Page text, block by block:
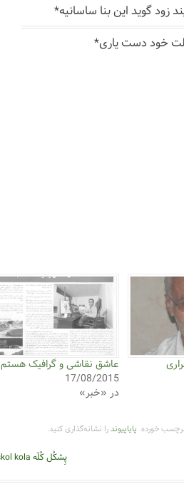
زود گوید این بنا ساسانیه*
خود دست یاری*
عاشق نقاشی و گرافیک هستم
17/08/2015
در «خبر»
خورده. پایاپیوندرا نشانه‌گذاری کنید.
پِشكُل كُلَه peskol kola